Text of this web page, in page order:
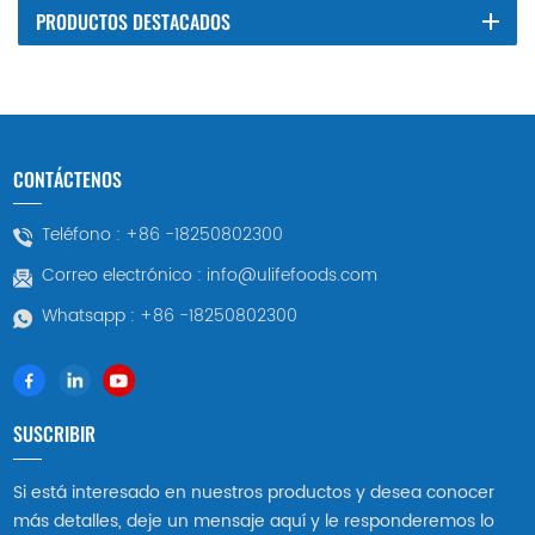
PRODUCTOS DESTACADOS
CONTÁCTENOS
Teléfono : +86 -18250802300
Correo electrónico : info@ulifefoods.com
Whatsapp : +86 -18250802300
SUSCRIBIR
Si está interesado en nuestros productos y desea conocer
más detalles, deje un mensaje aquí y le responderemos lo